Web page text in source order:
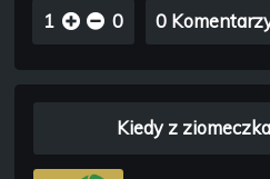
1 0 0
Kiedy z